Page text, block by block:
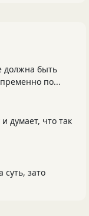
должна быть
по...
думает, что так
зато